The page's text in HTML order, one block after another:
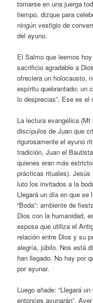
tomarse en una juerga
tiempo, dizque para
ningún vestigio de
del ayuno.
El Salmo que leemos
sacrificio agradable a
ofreciera un holocausto,
espíritu quebrantado; un
lo desprecias”. Ese es el
La lectura evangélica
discípulos de Juan que
rigurosamente el ayuno
tradición, Juan el
quienes eran más
prácticas rituales). Jesús
luto los invitados a la
Llegará un día en que se
“Boda”: ambiente de
Dios con la humanidad,
esposa que utiliza el
relación entre Dios y su
alegría, júbilo. Nos está
han llegado. No hay por
por ayunar.
Luego añade: “Llegará
entonces ayunarán”.